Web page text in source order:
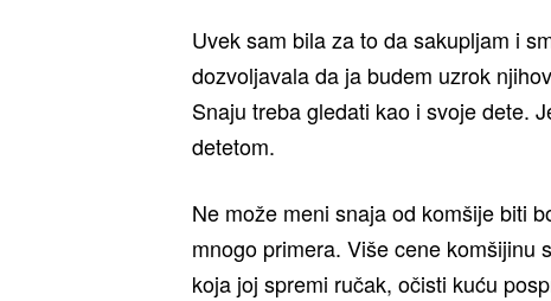
Uvek sam bila za to da sakupljam i
dozvoljavala da ja budem uzrok
Snaju treba gledati kao i svoje dete.
detetom.
Ne može meni snaja od komšije biti
mnogo primera. Više cene komšijinu
koja joj spremi ručak, očisti kuću